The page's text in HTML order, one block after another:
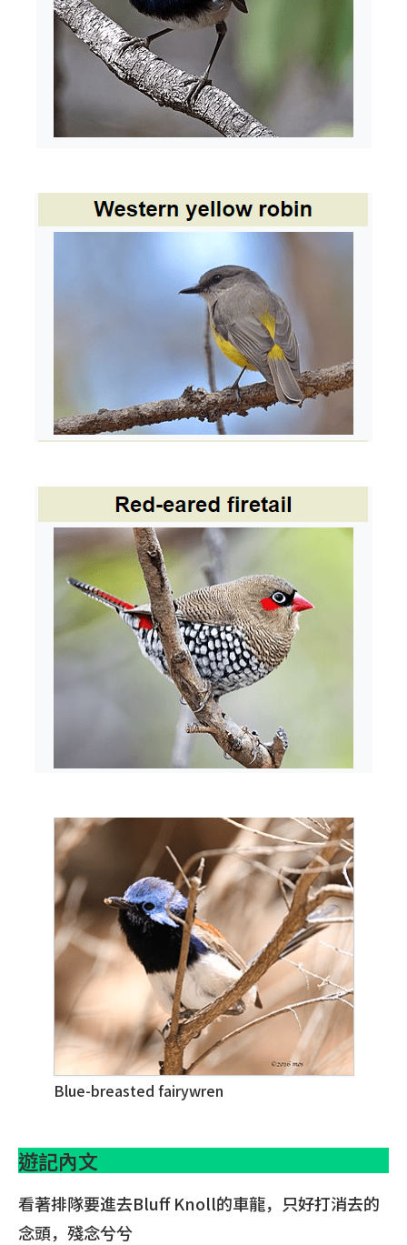
Blue-breasted fairywren
遊記內文
看著排隊要進去Bluff Knoll的車龍，只好打消去的
念頭，殘念兮兮